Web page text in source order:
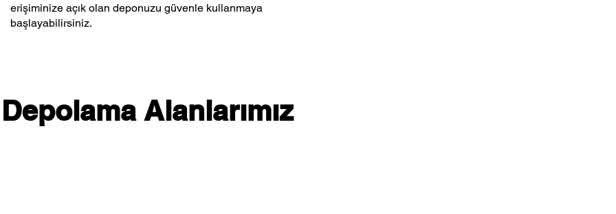
erişiminize açık olan deponuzu güvenle kullanmaya
başlayabilirsiniz.
Depolama Alanlarımız